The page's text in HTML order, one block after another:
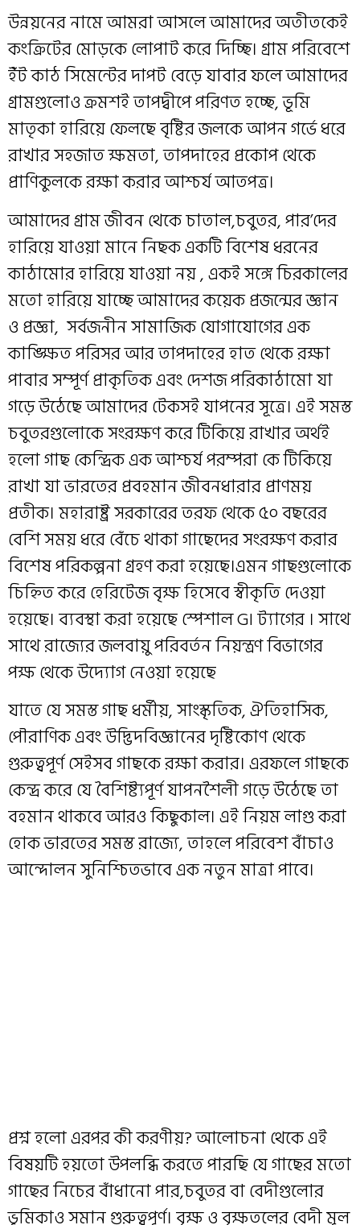
উন্নয়নের নামে আমরা আসলে আমাদের অতীতকেই
কংক্রিটের মোড়কে লোপাট করে দিচ্ছি। গ্রাম পরিবেশে
ইঁট কাঠ সিমেন্টের দাপট বেড়ে যাবার ফলে আমাদের
গ্রামগুলোও ক্রমশই তাপদ্বীপে পরিণত হচ্ছে, ভূমি
মাতৃকা হারিয়ে ফেলছে বৃষ্টির জলকে আপন গর্ভে ধরে
রাখার সহজাত ক্ষমতা, তাপদাহের প্রকোপ থেকে
প্রাণিকুলকে রক্ষা করার আশ্চর্য আতপত্র।
আমাদের গ্রাম জীবন থেকে চাতাল,চবুতর, পার’দের
হারিয়ে যাওয়া মানে নিছক একটি বিশেষ ধরনের
কাঠামোর হারিয়ে যাওয়া নয় , এক‌ই সঙ্গে চিরকালের
মতো হারিয়ে যাচ্ছে আমাদের কয়েক প্রজন্মের জ্ঞান
ও প্রজ্ঞা, সর্বজনীন সামাজিক যোগাযোগের এক
কাঙ্ক্ষিত পরিসর আর তাপদাহের হাত থেকে রক্ষা
পাবার সম্পূর্ণ প্রাকৃতিক এবং দেশজ পরিকাঠামো যা
গড়ে উঠেছে আমাদের টেকস‌ই যাপনের সূত্রে। এই সমস্ত
চবুতরগুলোকে সংরক্ষণ করে টিকিয়ে রাখার অর্থ‌ই
হলো গাছ কেন্দ্রিক এক আশ্চর্য পরম্পরা কে টিকিয়ে
রাখা যা ভারতের প্রবহমান জীবনধারার প্রাণময়
প্রতীক। মহারাষ্ট্র সরকারের তরফ থেকে ৫০ বছরের
বেশি সময় ধরে বেঁচে থাকা গাছেদের সংরক্ষণ করার
বিশেষ পরিকল্পনা গ্রহণ করা হয়েছে।এমন গাছগুলোকে
চিহ্নিত করে হেরিটেজ বৃক্ষ হিসেবে স্বীকৃতি দেওয়া
হয়েছে। ব্যবস্থা করা হয়েছে স্পেশাল GI ট্যাগের । সাথে
সাথে রাজ্যের জলবায়ু পরিবর্তন নিয়ন্ত্রণ বিভাগের
পক্ষ থেকে উদ্যোগ নেওয়া হয়েছে
যাতে যে সমস্ত গাছ ধর্মীয়, সাংস্কৃতিক, ঐতিহাসিক,
পৌরাণিক এবং উদ্ভিদবিজ্ঞানের দৃষ্টিকোণ থেকে
গুরুত্বপূর্ণ সেইসব গাছকে রক্ষা করার। এরফলে গাছকে
কেন্দ্র করে যে বৈশিষ্ট্যপূর্ণ যাপনশৈলী গড়ে উঠেছে তা
বহমান থাকবে আর‌ও কিছুকাল। এই নিয়ম লাগু করা
হোক ভারতের সমস্ত রাজ্যে, তাহলে পরিবেশ বাঁচাও
আন্দোলন সুনিশ্চিতভাবে এক নতুন মাত্রা পাবে।
প্রশ্ন হলো এরপর কী করণীয়? আলোচনা থেকে এই
বিষয়টি হয়তো উপলব্ধি করতে পারছি যে গাছের মতো
গাছের নিচের বাঁধানো পার,চবুতর বা বেদীগুলোর
ভূমিকাও সমান গুরুত্বপূর্ণ। বৃক্ষ ও বৃক্ষতলের বেদী মূল